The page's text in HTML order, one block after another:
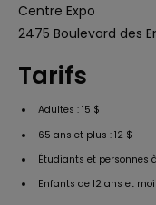
Centre Expo
2475 Boulevard des
Tarifs
Adultes : 15 $
65 ans et plus : 12 $
Étudiants et personnes
Enfants de 12 ans et